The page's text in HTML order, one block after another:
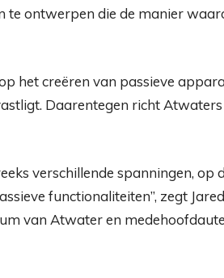
te ontwerpen die de manier
het creëren van passieve
Daarentegen richt
verschillende spanningen, op
functionaliteiten”, zegt
van Atwater en